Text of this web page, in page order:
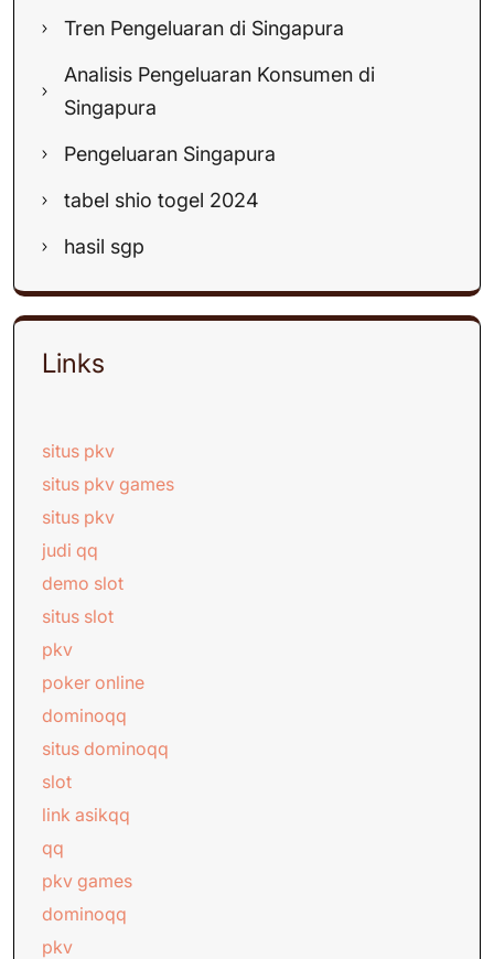
Tren Pengeluaran di Singapura
Analisis Pengeluaran Konsumen di
Singapura
Pengeluaran Singapura
tabel shio togel 2024
hasil sgp
Links
situs pkv
situs pkv games
situs pkv
judi qq
demo slot
situs slot
pkv
poker online
dominoqq
situs dominoqq
slot
link asikqq
qq
pkv games
dominoqq
pkv